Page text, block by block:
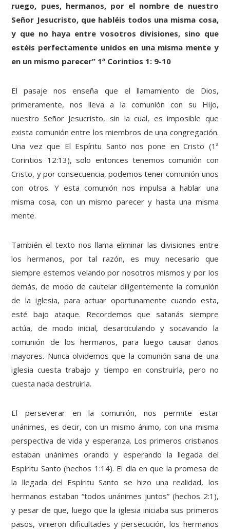
ruego, pues, hermanos, por el nombre de nuestro
Señor Jesucristo, que habléis todos una misma cosa,
y que no haya entre vosotros divisiones, sino que
estéis perfectamente unidos en una misma mente y
en un mismo parecer” 1ª Corintios 1: 9-10
El pasaje nos enseña que el llamamiento de Dios,
primeramente, nos lleva a la comunión con su Hijo,
nuestro Señor Jesucristo, sin la cual, es imposible que
exista comunión entre los miembros de una congregación.
Una vez que El Espíritu Santo nos pone en Cristo (1ª
Corintios 12:13), solo entonces tenemos comunión con
Cristo, y por consecuencia, podemos tener comunión unos
con otros. Y esta comunión nos impulsa a hablar una
misma cosa, con un mismo parecer y hasta una misma
mente.
También el texto nos llama eliminar las divisiones entre
los hermanos, por tal razón, es muy necesario que
siempre estemos velando por nosotros mismos y por los
demás, de modo de cautelar diligentemente la comunión
de la iglesia, para actuar oportunamente cuando esta,
esté bajo ataque. Recordemos que satanás siempre
actúa, de modo inicial, desarticulando y socavando la
comunión de los hermanos, para luego causar daños
mayores. Nunca olvidemos que la comunión sana de una
iglesia cuesta trabajo y tiempo en construirla, pero no
cuesta nada destruirla.
El perseverar en la comunión, nos permite estar
unánimes, es decir, con un mismo ánimo, con una misma
perspectiva de vida y esperanza. Los primeros cristianos
estaban unánimes orando y esperando la llegada del
Espíritu Santo (hechos 1:14). El día en que la promesa de
la llegada del Espíritu Santo se hizo una realidad, los
hermanos estaban “todos unánimes juntos” (hechos 2:1),
y pesar de que, luego que la iglesia iniciaba sus primeros
pasos, vinieron dificultades y persecución, los hermanos